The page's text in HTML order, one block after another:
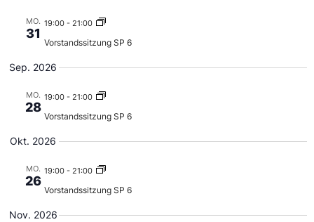
MO.
31
19:00 - 21:00
Vorstandssitzung SP 6
Sep. 2026
MO.
28
19:00 - 21:00
Vorstandssitzung SP 6
Okt. 2026
MO.
26
19:00 - 21:00
Vorstandssitzung SP 6
Nov. 2026